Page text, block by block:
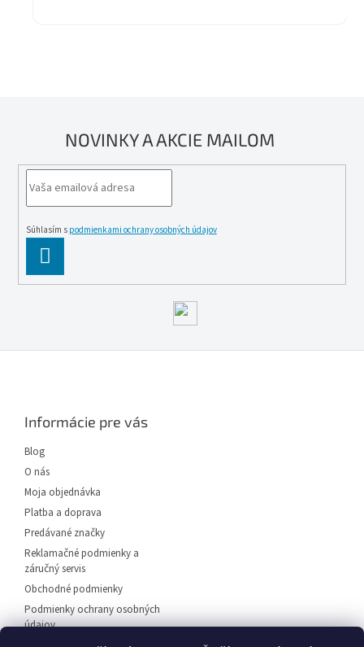
NOVINKY A AKCIE MAILOM
Súhlasím s podmienkami ochrany osobných údajov
SE
Informácie pre vás
Blog
O nás
Moja objednávka
Platba a doprava
Predávané značky
Reklamačné podmienky a
záručný servis
Obchodné podmienky
Podmienky ochrany osobných
údajov